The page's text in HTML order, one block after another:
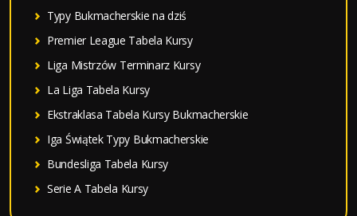
Typy Bukmacherskie na dziś
Premier League Tabela Kursy
Liga Mistrzów Terminarz Kursy
La Liga Tabela Kursy
Ekstraklasa Tabela Kursy Bukmacherskie
Iga Świątek Typy Bukmacherskie
Bundesliga Tabela Kursy
Serie A Tabela Kursy